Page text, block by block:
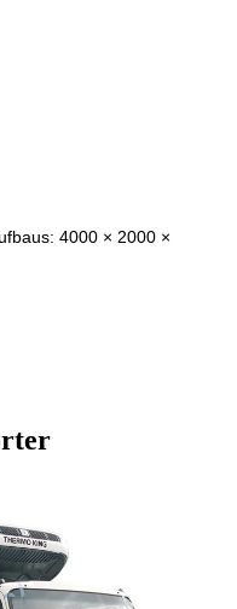
4000 × 2000 ×